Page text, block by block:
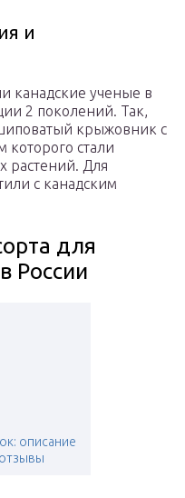
и
канадские ученые в
2 поколений. Так,
крыжовник с
которого стали
растений. Для
с канадским
для
России
описание